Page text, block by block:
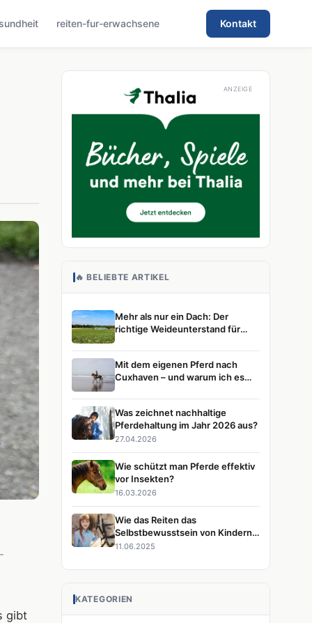
reiten-fur-erwachsene Kontakt
gibt
🔥 BELIEBTE ARTIKEL
Mehr als nur ein Dach: Der
richtige Weideunterstand für
Mit dem eigenen Pferd nach
Cuxhaven – und warum ich es
Was zeichnet nachhaltige
Pferdehaltung im Jahr 2026 aus?
27.04.2026
Wie schützt man Pferde effektiv
vor Insekten?
16.03.2026
Wie das Reiten das
Selbstbewusstsein von Kindern
stärkt
11.06.2025
KATEGORIEN